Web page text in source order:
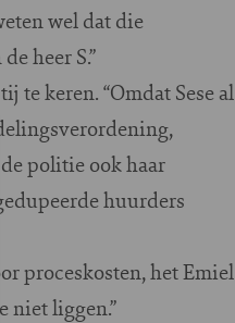
wel dat die
heer S.”
te keren. “Omdat Sese al
politie ook haar
huurders
proceskosten, het Emiel
niet liggen.”